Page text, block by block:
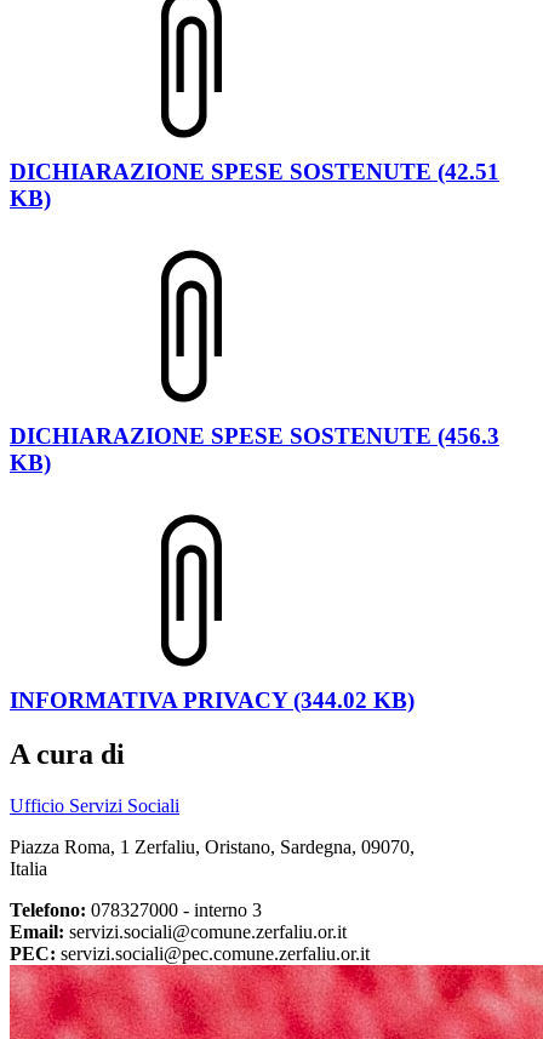
DICHIARAZIONE SPESE SOSTENUTE (42.51
KB)
DICHIARAZIONE SPESE SOSTENUTE (456.3
KB)
INFORMATIVA PRIVACY (344.02 KB)
A cura di
Ufficio Servizi Sociali
Piazza Roma, 1 Zerfaliu, Oristano, Sardegna, 09070,
Italia
Telefono: 078327000 - interno 3
Email: servizi.sociali@comune.zerfaliu.or.it
PEC: servizi.sociali@pec.comune.zerfaliu.or.it